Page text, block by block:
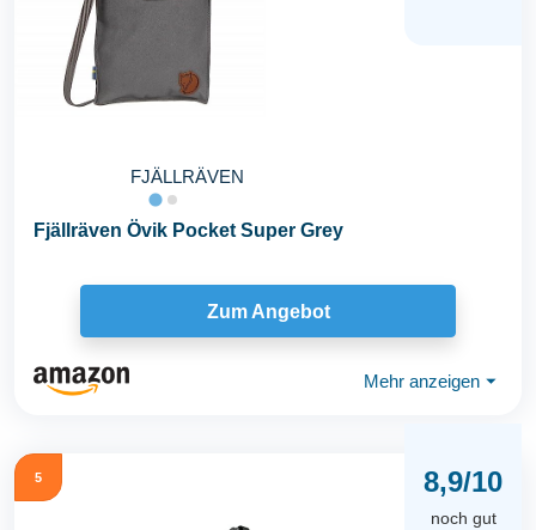
FJÄLLRÄVEN
Fjällräven Övik Pocket Super Grey
Zum Angebot
Mehr anzeigen ⏷
5 8,9/10
noch gut